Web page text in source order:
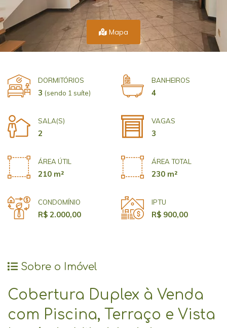
Mapa
DORMITÓRIOS
3 (sendo 1 suíte)
BANHEIROS
4
SALA(S)
2
VAGAS
3
ÁREA ÚTIL
210 m²
ÁREA TOTAL
230 m²
CONDOMÍNIO
R$ 2.000,00
IPTU
R$ 900,00
Sobre o Imóvel
Cobertura Duplex à Venda
com Piscina, Terraço e Vista